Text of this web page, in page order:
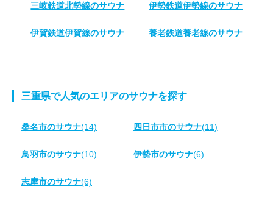
三岐鉄道北勢線のサウナ 伊勢鉄道伊勢線のサウナ
伊賀鉄道伊賀線のサウナ 養老鉄道養老線のサウナ
三重県で人気のエリアのサウナを探す
桑名市のサウナ(14) 四日市市のサウナ(11)
鳥羽市のサウナ(10) 伊勢市のサウナ(6)
志摩市のサウナ(6)